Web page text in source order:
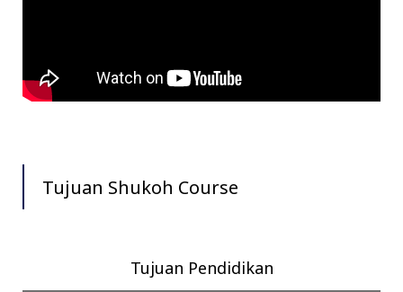
Tujuan Shukoh Course
Tujuan Pendidikan